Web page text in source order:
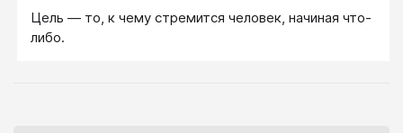
идет!! Его мозг и тело работают только на одно –
на достижение цели, и он идет, сметая и
Цель — то, к чему стремится человек, начиная что-
либо.